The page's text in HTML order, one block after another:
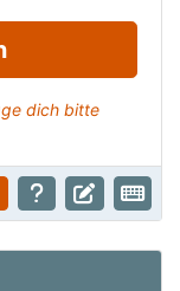
dich bitte